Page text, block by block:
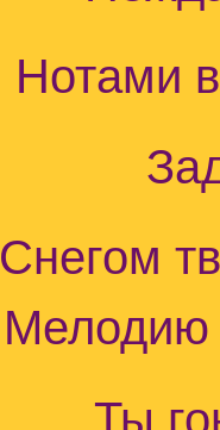
Нотами
Снегом
Мелодию
Ты